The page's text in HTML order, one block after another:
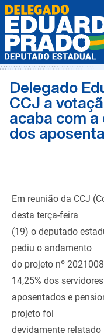
Delegado
CCJ a
acaba com a
dos
Em reunião da CCJ
desta terça-feira
(19) o deputado
pediu o andamento
do projeto nº
14,25% dos servidores
aposentados e
projeto foi
devidamente